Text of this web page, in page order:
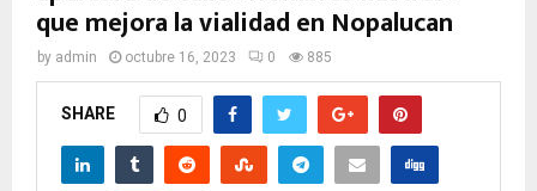
que mejora la vialidad en Nopalucan
by admin octubre 16, 2023 0 885
SHARE 0